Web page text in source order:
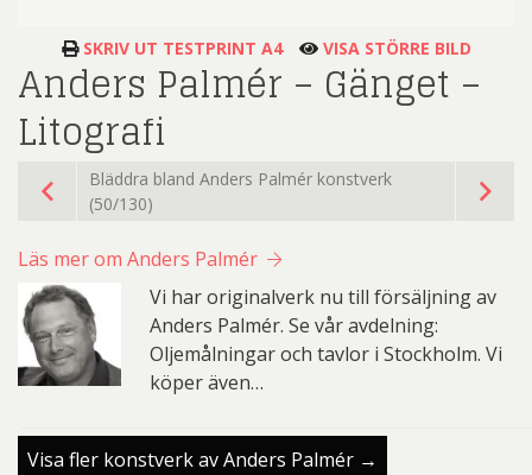
SKRIV UT TESTPRINT A4 VISA STÖRRE BILD
Anders Palmér – Gänget –
Litografi
Bläddra bland Anders Palmér konstverk
(50/130)
Läs mer om Anders Palmér
Vi har originalverk nu till försäljning av
Anders Palmér. Se vår avdelning:
Oljemålningar och tavlor i Stockholm. Vi
köper även…
Visa fler konstverk av Anders Palmér →